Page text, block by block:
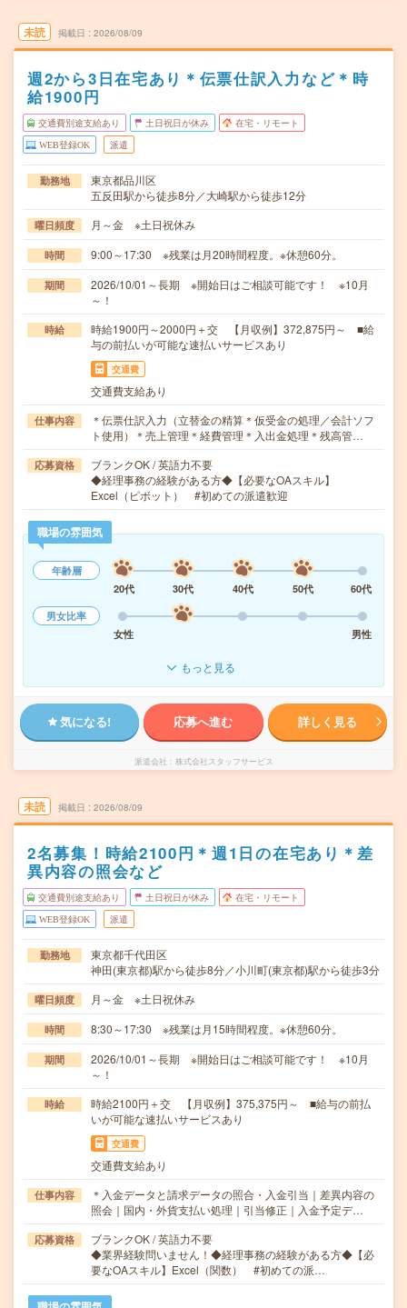
未読 掲載日 2026/08/09
週2から3日在宅あり＊伝票仕訳入力など＊時
給1900円
交通費別途支給あり 土日祝日が休み 在宅・リモート
WEB登録OK 派遣
勤務地
東京都品川区
五反田駅から徒歩8分／大崎駅から徒歩12分
曜日頻度 月～金 ※土日祝休み
時間 9:00～17:30 ※残業は月20時間程度。※休憩60分。
期間
2026/10/01～長期 ※開始日はご相談可能です！ ※10月
～！
時給
時給1900円～2000円＋交 【月収例】372,875円～ ■給
与の前払いが可能な速払いサービスあり
交通費
交通費支給あり
仕事内容
＊伝票仕訳入力（立替金の精算＊仮受金の処理／会計ソフ
ト使用）＊売上管理＊経費管理＊入出金処理＊残高管…
応募資格
ブランクOK / 英語力不要
◆経理事務の経験がある方◆【必要なOAスキル】
Excel（ピボット） #初めての派遣歓迎
職場の雰囲気
年齢層
20代
30代 40代 50代
60代
男女比率
女性
男性
もっと見る
気になる! 応募へ進む 詳しく見る
派遣会社 株式会社スタッフサービス
未読 掲載日 2026/08/09
2名募集！時給2100円＊週1日の在宅あり＊差
異内容の照会など
交通費別途支給あり 土日祝日が休み 在宅・リモート
WEB登録OK 派遣
勤務地
東京都千代田区
神田(東京都)駅から徒歩8分／小川町(東京都)駅から徒歩3分
曜日頻度 月～金 ※土日祝休み
時間 8:30～17:30 ※残業は月15時間程度。※休憩60分。
期間
2026/10/01～長期 ※開始日はご相談可能です！ ※10月
～！
時給
時給2100円＋交 【月収例】375,375円～ ■給与の前払
いが可能な速払いサービスあり
交通費
交通費支給あり
仕事内容
＊入金データと請求データの照合・入金引当｜差異内容の
照会｜国内・外貨支払い処理｜引当修正｜入金予定デ…
応募資格
ブランクOK / 英語力不要
◆業界経験問いません！◆経理事務の経験がある方◆【必
要なOAスキル】Excel（関数） #初めての派…